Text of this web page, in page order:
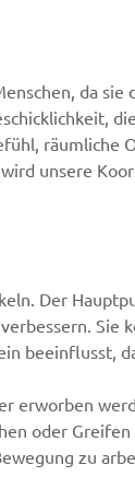
da
unsere
Der
beeinflusst,
erworben
oder
zu